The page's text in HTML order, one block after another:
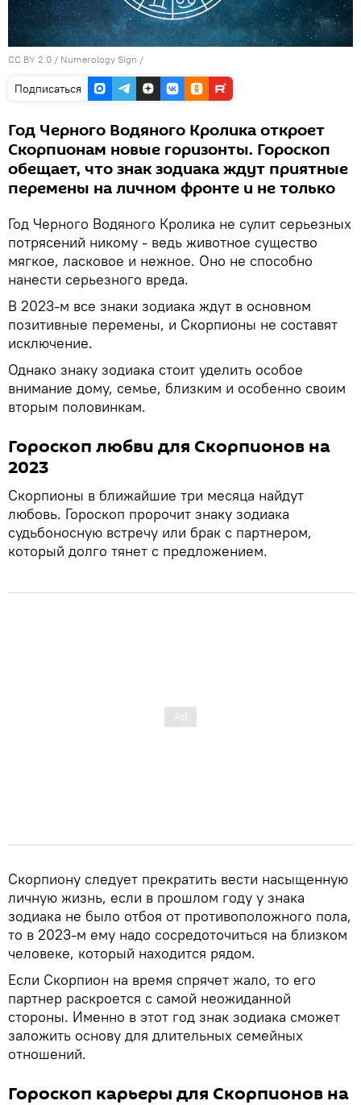
CC BY 2.0 / Numerology Sign /
Подписаться
Год Черного Водяного Кролика откроет
Скорпионам новые горизонты. Гороскоп
обещает, что знак зодиака ждут приятные
перемены на личном фронте и не только
Год Черного Водяного Кролика не сулит серьезных
потрясений никому - ведь животное существо
мягкое, ласковое и нежное. Оно не способно
нанести серьезного вреда.
В 2023-м все знаки зодиака ждут в основном
позитивные перемены, и Скорпионы не составят
исключение.
Однако знаку зодиака стоит уделить особое
внимание дому, семье, близким и особенно своим
вторым половинкам.
Гороскоп любви для Скорпионов на
2023
Скорпионы в ближайшие три месяца найдут
любовь. Гороскоп пророчит знаку зодиака
судьбоносную встречу или брак с партнером,
который долго тянет с предложением.
Скорпиону следует прекратить вести насыщенную
личную жизнь, если в прошлом году у знака
зодиака не было отбоя от противоположного пола,
то в 2023-м ему надо сосредоточиться на близком
человеке, который находится рядом.
Если Скорпион на время спрячет жало, то его
партнер раскроется с самой неожиданной
стороны. Именно в этот год знак зодиака сможет
заложить основу для длительных семейных
отношений.
Гороскоп карьеры для Скорпионов на